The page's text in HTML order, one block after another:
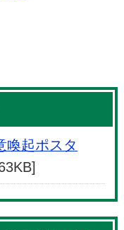
喚起ポスタ